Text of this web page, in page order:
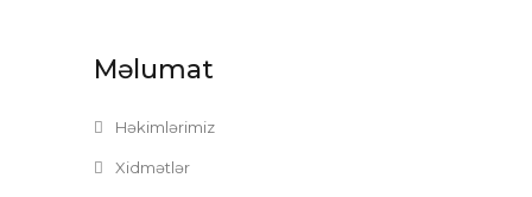
Məlumat
Həkimlərimiz
Xidmətlər